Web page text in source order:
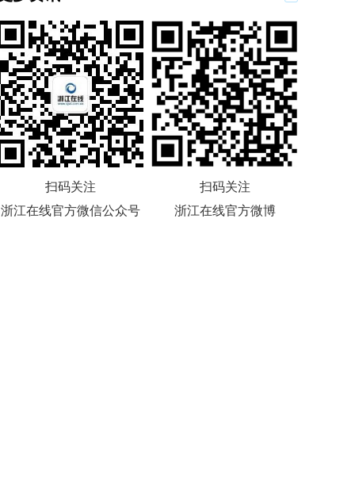
扫码关注
浙江在线官方微信公众号
扫码关注
浙江在线官方微博